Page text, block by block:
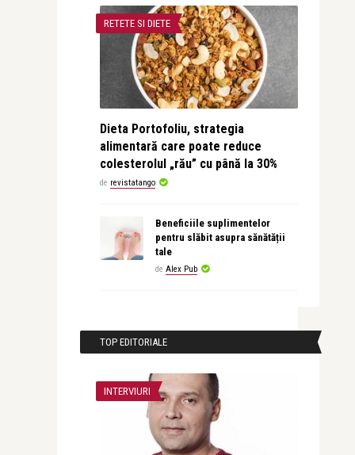
RETETE SI DIETE
Dieta Portofoliu, strategia
alimentară care poate reduce
colesterolul „rău” cu până la 30%
de revistatango
Beneficiile suplimentelor
pentru slăbit asupra sănătății
tale
de Alex Pub
TOP EDITORIALE
INTERVIURI